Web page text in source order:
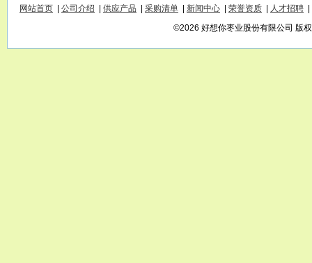
网站首页 公司介绍 供应产品 采购清单 新闻中心 荣誉资质 人才招聘
©2026 好想你枣业股份有限公司 版